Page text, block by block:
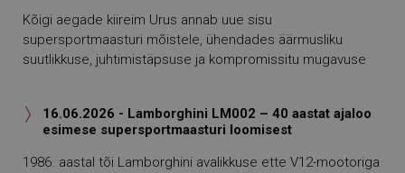
Kõigi aegade kiireim Urus annab uue sisu
supersportmaasturi mõistele, ühendades äärmusliku
suutlikkuse, juhtimistäpsuse ja kompromissitu mugavuse

16.06.2026 - Lamborghini LM002 – 40 aastat ajaloo
esimese supersportmaasturi loomisest
1986. aastal tõi Lamborghini avalikkuse ette V12-mootoriga